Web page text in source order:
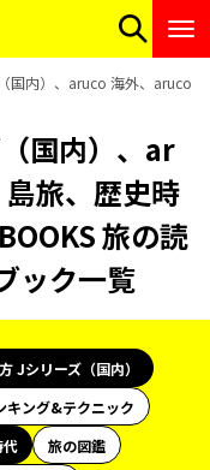
国内）、aruco 海外、aruco
国内）、ar
旅、歴史時
旅の読
ック一覧
Jシリーズ（国内）
キング&テクニック
代
旅の図鑑